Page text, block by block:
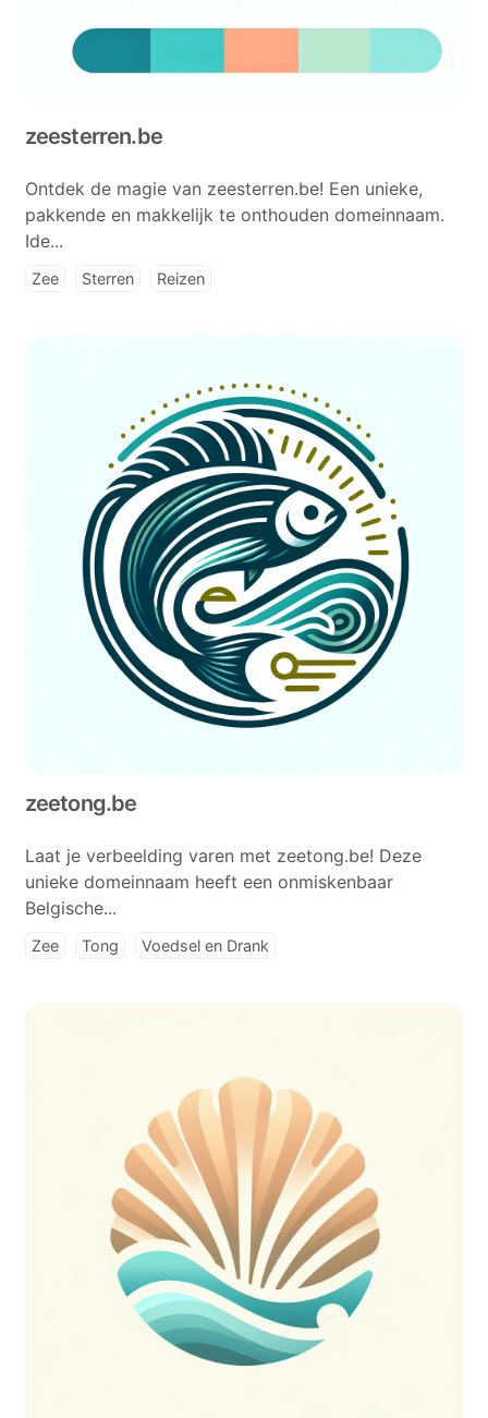
zeesterren.be
Ontdek de magie van zeesterren.be! Een unieke,
pakkende en makkelijk te onthouden domeinnaam.
Ide...
Zee Sterren Reizen
zeetong.be
Laat je verbeelding varen met zeetong.be! Deze
unieke domeinnaam heeft een onmiskenbaar
Belgische...
Zee Tong Voedsel en Drank